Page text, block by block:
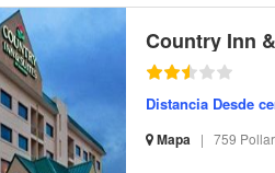
Distancia Desde
Mapa | 759